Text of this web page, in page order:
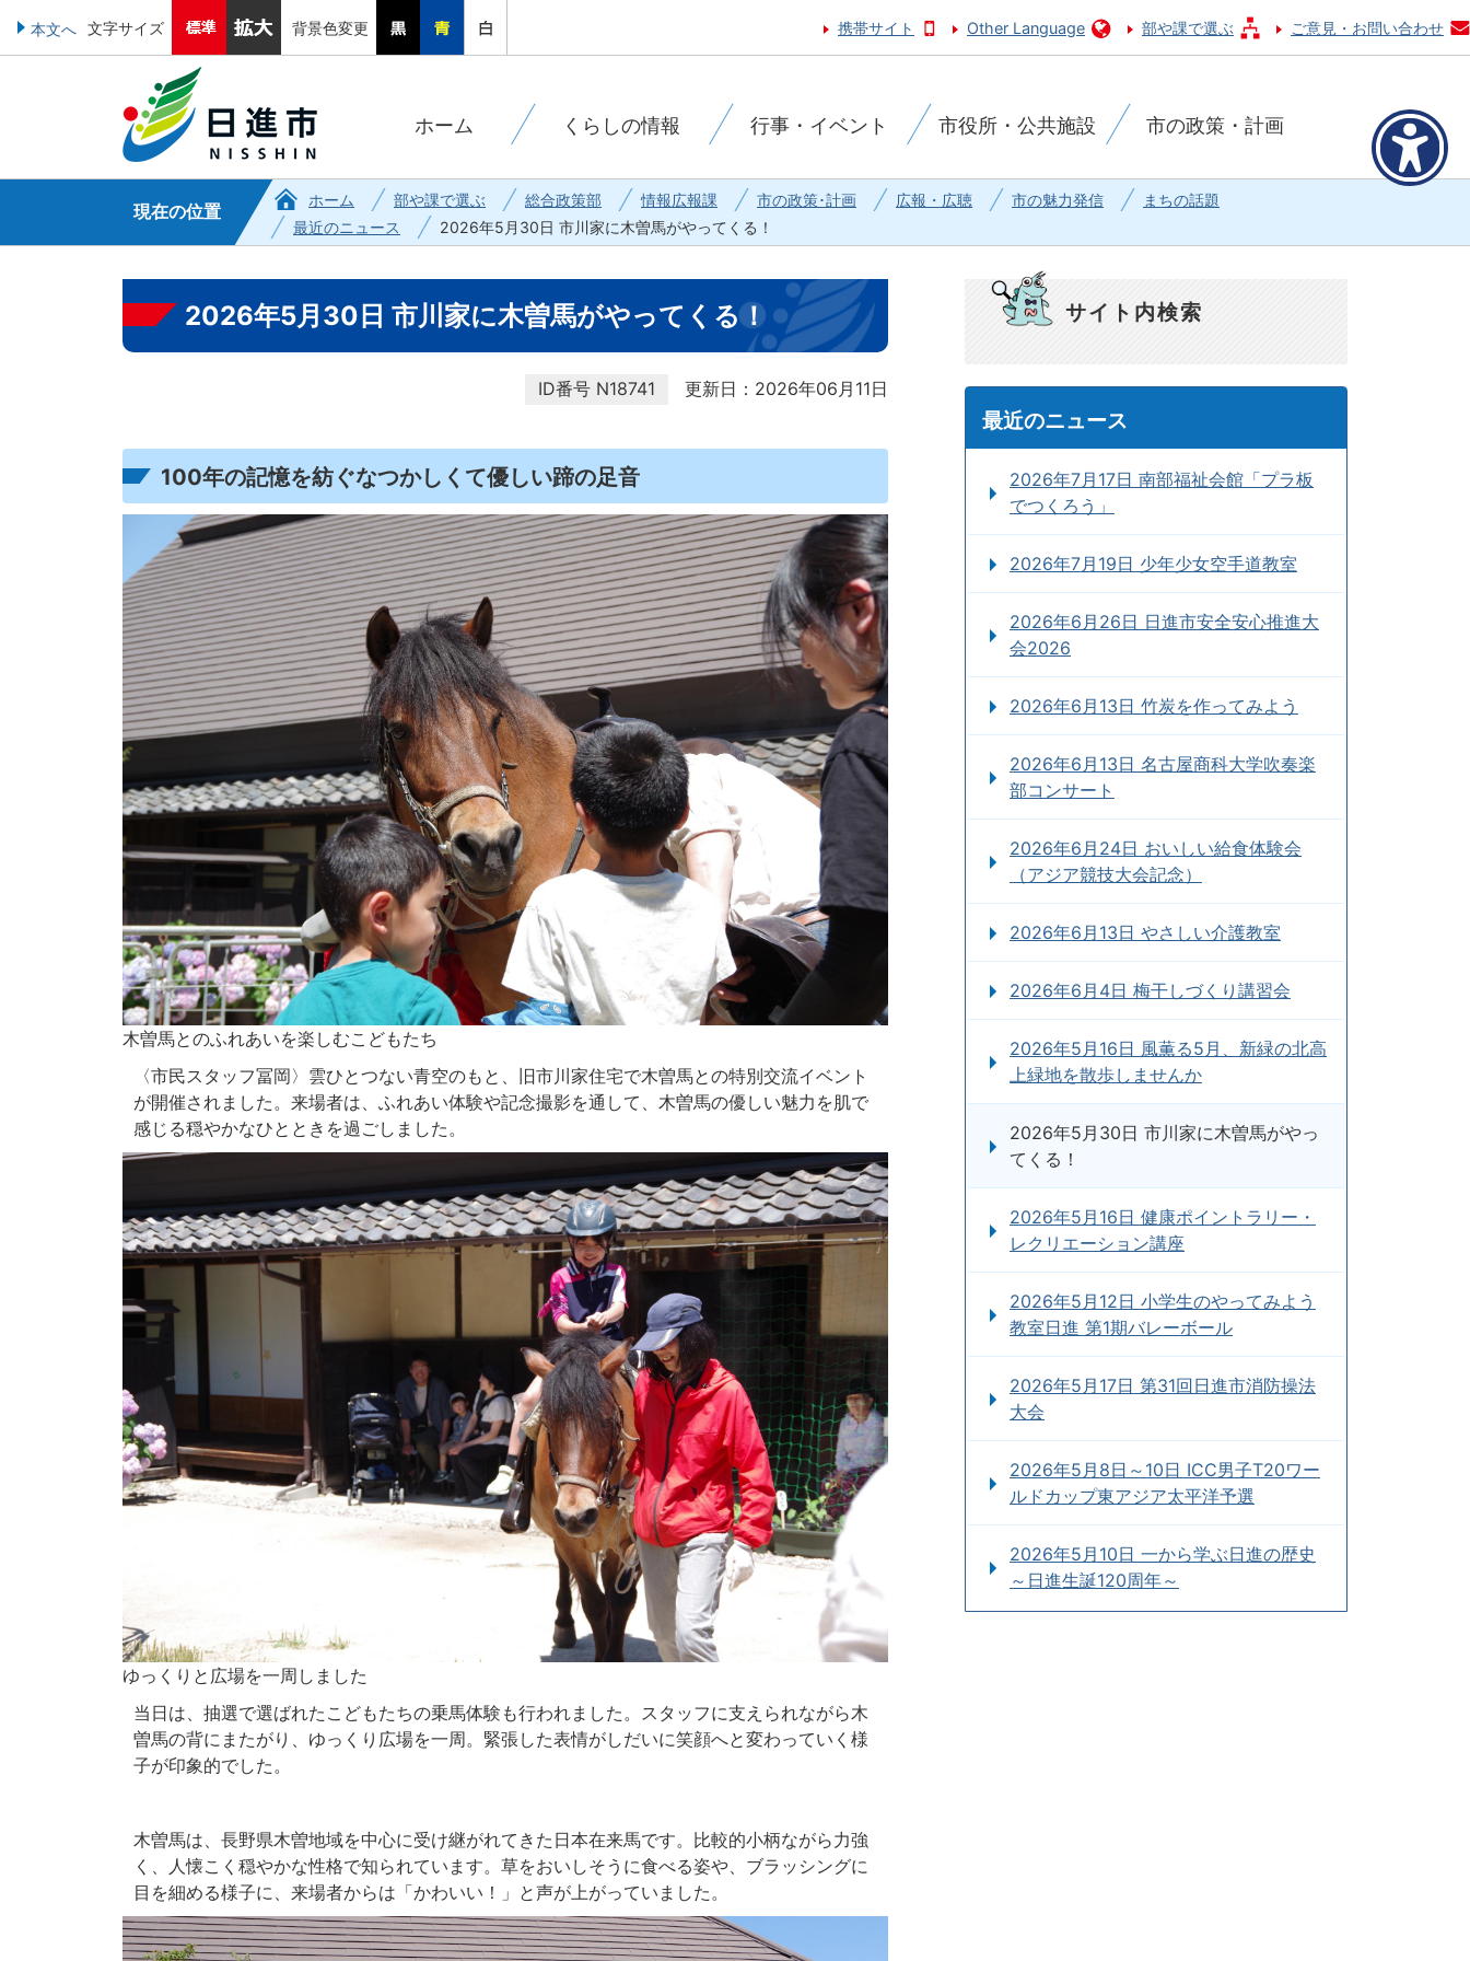
本文へ 文字サイズ 背景色変更 携帯サイト Other Language 部や課で選ぶ ご意見・お問い合わせ
ホーム くらしの情報 行事・イベント 市役所・公共施設 市の政策・計画
現在の位置
ホーム 部や課で選ぶ 総合政策部 情報広報課 市の政策･計画 広報・広聴 市の魅力発信
まちの話題
最近のニュース
2026年5月30日 市川家に木曽馬がやってくる！
2026年5月30日 市川家に木曽馬がやってくる！
ID番号 N18741 更新日：2026年06月11日
100年の記憶を紡ぐなつかしくて優しい蹄の足音
木曽馬とのふれあいを楽しむこどもたち
〈市民スタッフ冨岡〉雲ひとつない青空のもと、旧市川家住宅で木曽馬との特別交流イベント
が開催されました。来場者は、ふれあい体験や記念撮影を通して、木曽馬の優しい魅力を肌で
感じる穏やかなひとときを過ごしました。
ゆっくりと広場を一周しました
当日は、抽選で選ばれたこどもたちの乗馬体験も行われました。スタッフに支えられながら木
曽馬の背にまたがり、ゆっくり広場を一周。緊張した表情がしだいに笑顔へと変わっていく様
子が印象的でした。
木曽馬は、長野県木曽地域を中心に受け継がれてきた日本在来馬です。比較的小柄ながら力強
く、人懐こく穏やかな性格で知られています。草をおいしそうに食べる姿や、ブラッシングに
目を細める様子に、来場者からは「かわいい！」と声が上がっていました。
サイト内検索
最近のニュース
2026年7月17日 南部福祉会館「プラ板
でつくろう」
2026年7月19日 少年少女空手道教室
2026年6月26日 日進市安全安心推進大
会2026
2026年6月13日 竹炭を作ってみよう
2026年6月13日 名古屋商科大学吹奏楽
部コンサート
2026年6月24日 おいしい給食体験会
（アジア競技大会記念）
2026年6月13日 やさしい介護教室
2026年6月4日 梅干しづくり講習会
2026年5月16日 風薫る5月、新緑の北高
上緑地を散歩しませんか
2026年5月30日 市川家に木曽馬がやっ
てくる！
2026年5月16日 健康ポイントラリー・
レクリエーション講座
2026年5月12日 小学生のやってみよう
教室日進 第1期バレーボール
2026年5月17日 第31回日進市消防操法
大会
2026年5月8日～10日 ICC男子T20ワー
ルドカップ東アジア太平洋予選
2026年5月10日 一から学ぶ日進の歴史
～日進生誕120周年～